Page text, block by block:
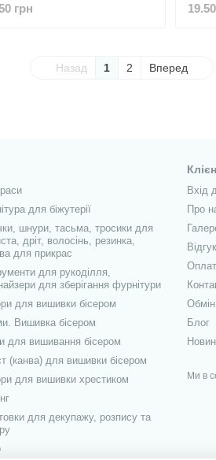
грн
Назад 1 2 Вперед
для біжутерії
шнури, тасьма, тросики для
дріт, волосінь, резинка,
для прикрас
для рукоділля,
для зберігання фурнітури
для вишивки бісером
Вишивка бісером
для вишивання бісером
(канва) для вишивки бісером
для вишивки хрестиком
для декупажу, розпису та
Вхід
Про
Блог
Ми в